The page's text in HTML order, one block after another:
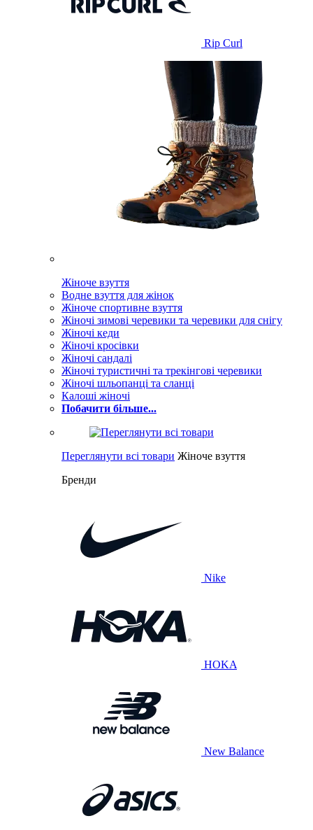
Rip Curl
Жіноче взуття
Водне взуття для жінок
Жіноче спортивне взуття
Жіночі зимові черевики та черевики для снігу
Жіночі кеди
Жіночі кросівки
Жіночі сандалі
Жіночі туристичні та трекінгові черевики
Жіночі шльопанці та сланці
Калоші жіночі
Побачити більше...
Переглянути всі товари Жіноче взуття
Бренди
Nike
HOKA
New Balance